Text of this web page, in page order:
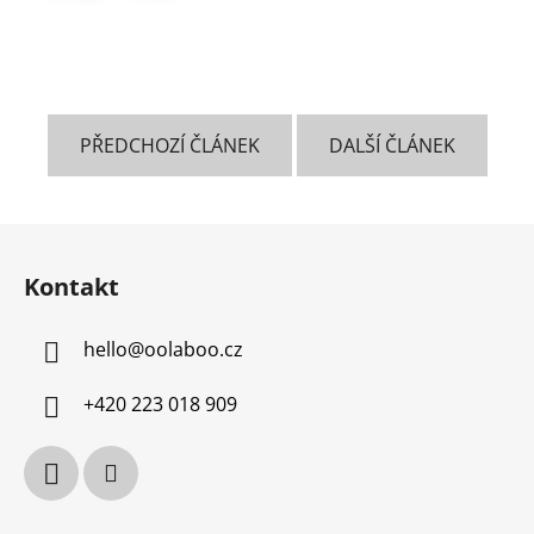
PŘEDCHOZÍ ČLÁNEK DALŠÍ ČLÁNEK
Kontakt
hello@oolaboo.cz
+420 223 018 909